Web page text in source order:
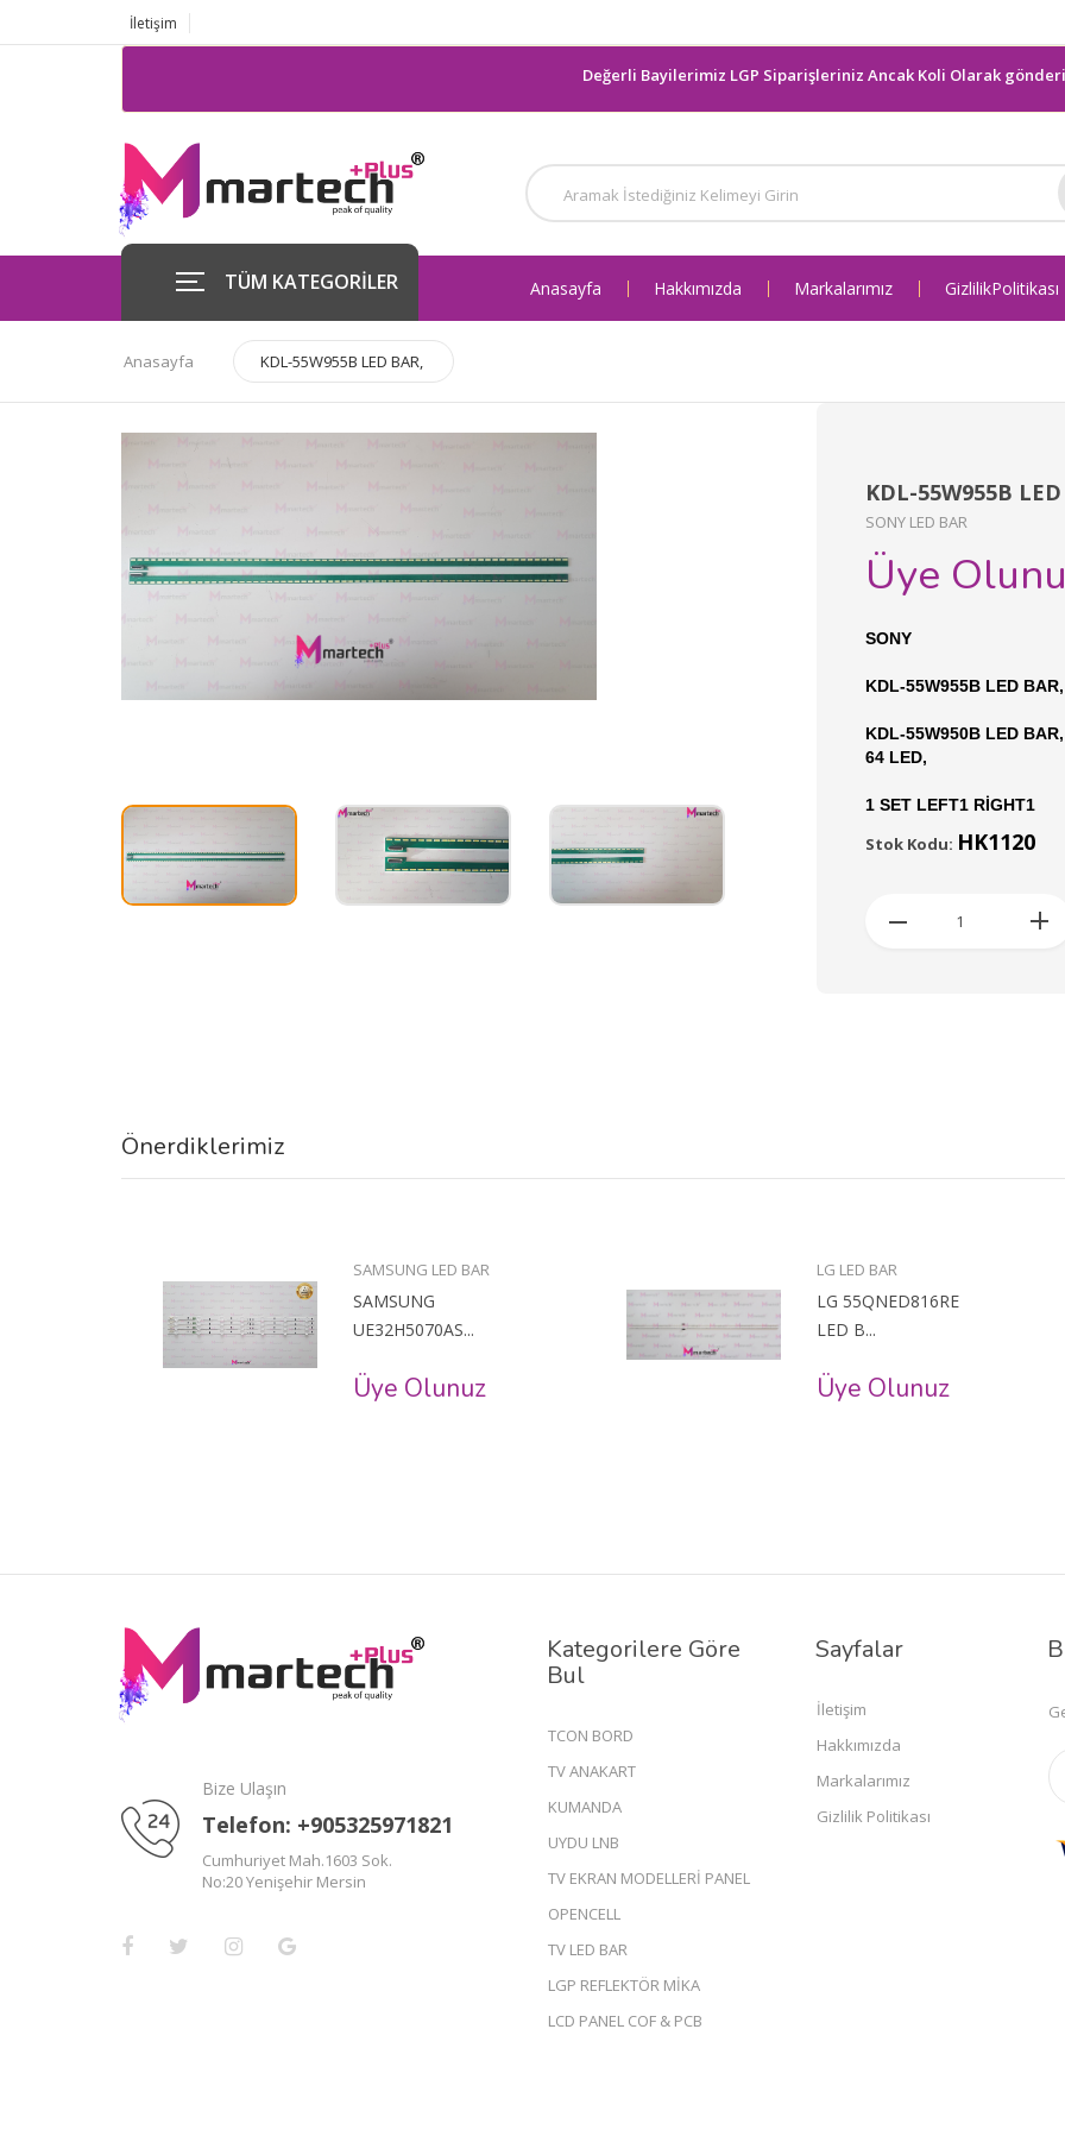
İletişim
Değerli Bayilerimiz LGP Siparişleriniz Ancak Koli Olarak
TÜM KATEGORİLER Anasayfa Hakkımızda Markalarımız Gizlilik Politikası
Anasayfa KDL-55W955B LED BAR,
KDL-55W955B
SONY LED BAR
Üye
SONY
KDL-55W955B LED BAR,
KDL-55W950B LED BAR,
64 LED,
1 SET LEFT1 RİGHT1
Stok Kodu: HK1120
Önerdiklerimiz
SAMSUNG LED BAR
SAMSUNG
UE32H5070AS...
Üye Olunuz
LG LED BAR
LG 55QNED816RE
LED B...
Üye Olunuz
Bize Ulaşın
Telefon: +905325971821
Cumhuriyet Mah.1603 Sok.
No:20 Yenişehir Mersin
Kategorilere Göre
Bul
TCON BORD
TV ANAKART
KUMANDA
UYDU LNB
TV EKRAN MODELLERİ PANEL
OPENCELL
TV LED BAR
LGP REFLEKTÖR MİKA
LCD PANEL COF & PCB
Sayfalar
İletişim
Hakkımızda
Markalarımız
Gizlilik Politikası